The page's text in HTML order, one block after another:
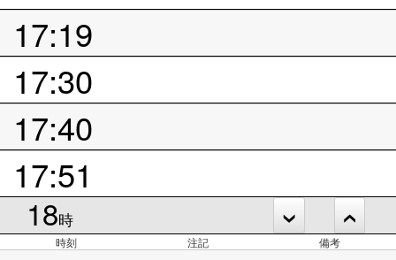
17:19
17:30
17:40
17:51
18時
時刻 注記 備考